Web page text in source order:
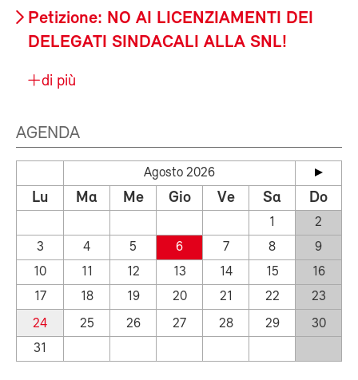
Petizione: NO AI LICENZIAMENTI DEI
DELEGATI SINDACALI ALLA SNL!
di più
AGENDA
Agosto 2026
Lu Ma Me Gio Ve Sa Do
1
2
3
4 5 6 7 8
9
10
11 12 13 14 15
16
17
18 19 20 21 22
23
24
25 26 27 28 29
30
31